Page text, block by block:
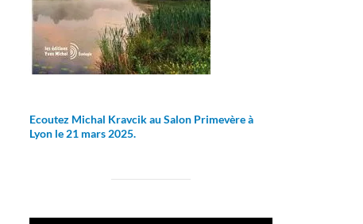
Ecoutez Michal Kravcik au Salon Primevère à
Lyon le 21 mars 2025.